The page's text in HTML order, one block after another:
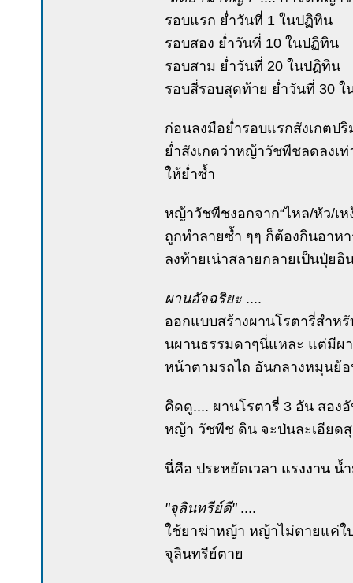
รอบแรก ย่ำวันที่ 1 ในปฏิทิน
รอบสอง ย่ำวันที่ 10 ในปฏิทิน
รอบสาม ย่ำวันที่ 20 ในปฏิทิน
รอบสี่รอบสุดท้าย ย่ำวันที่ 30
ก่อนลงมือย่ำรอบแรกสังเกตป
ย่ำสังเกตว่าหญ้าวัชพืชลดลงเ
ให้ย่ำซ้ำ
หญ้าวัชพืชงอกจาก“ไหล/หัว/เห
ถูกทำลายซ้ำ ๆๆ ก็ต้องกินอาห
ลงท้ายเน่าสลายกลายเป็นปุ๋ยอิ
ผานอัจฉริยะ ....
ออกแบบสร้างผานโรตารี่สำห
นผานธรรมดาๆนี่แหละ แต่มีผ
หน้าตามรถไถ อันกลางหมุนย้
คิดดู.... ผานโรตารี่ 3 อัน สอง
หญ้า วัชพืช ดิน จะป่นละเอียดสุ
นี่คือ ประหยัดเวลา แรงงาน น้
"จุลินทรีย์ดี"....
ใช้ยาฆ่าหญ้า หญ้าไม่ตายแค่ใ
จุลินทรีย์ตาย